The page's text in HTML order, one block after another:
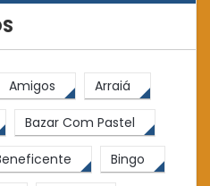
Amigos Arraiá
Bazar Com Pastel
Bingo